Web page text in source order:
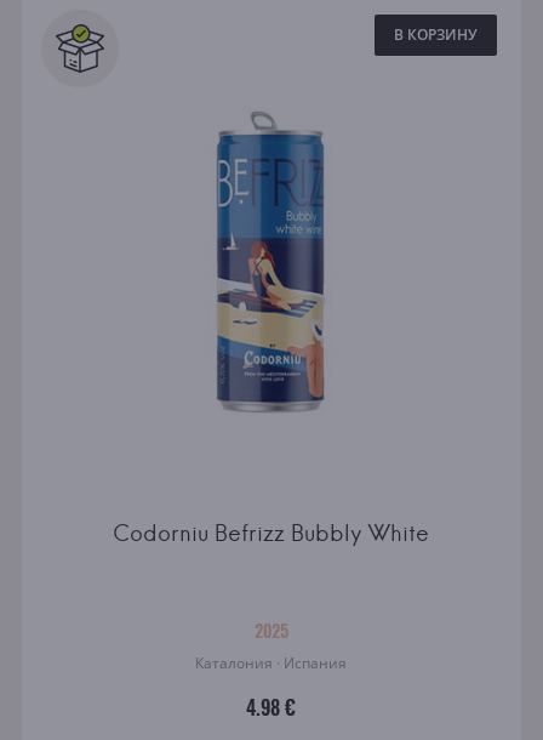
В КОРЗИНУ
Codorniu Befrizz Bubbly White
2025
Каталония · Испания
4.98 €